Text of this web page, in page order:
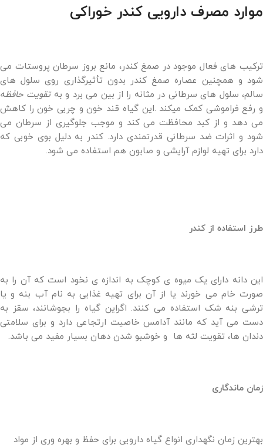
موارد مصرف دارویی کندر خوراکی
ترکیب های فعال موجود در صمغ کندر، مانع بروز سرطان پروستات می
شود و همچنین عصاره صمغ کندر بدون تأثیرگذاری روی سلول های
سالم، سلول های سرطانی در مثانه را از بین می برد و بهتقویت حافظه
و رفع فراموشی کمک میکند .این گیاه قند خون و چربی خون را کاهش
می دهد و از کبد محافظت می کند و موجب جلوگیری از سرطان می
شود و اثرات ضد سرطانی قدرتمندی دارد. کندر به دلیل بوی خوبی که
دارد برای تهیه لوازم آرایشی و صابون هم استفاده می شود.
طرز استفاده از کندر
این دانه دارای یک میوه ی کوچک به اندازه ی نخود است که آن را به
صورت خام می خورند یا از آن برای تهیه غذایی به نام آب بنه و یا
ترشی بنه شک استفاده می کنند. اگراین گیاه را بجوشانند، سقز به
دست می آید که مانند آدامس خاصیت ارتجاعی دارد و برای سلامتی
دندان ها، تقویت لثه ها و خوشبو شدن دهان بسیار مفید می باشد.
زمان ماندگاری
بهترین زمان نگهداری انواع گیاه دارویی برای حفظ و بهره وری از مواد